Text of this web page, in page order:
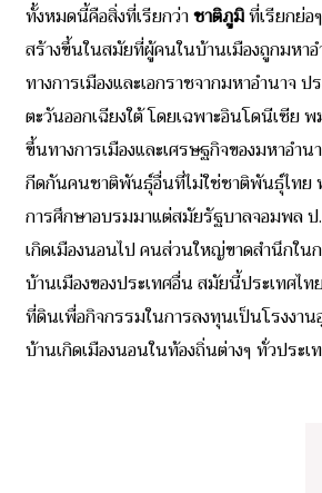
ทั้งหมดนี้คือสิ่งที่เรียกว่าชาติภูมิที่เรียกย่อ
สร้างขึ้นในสมัยที่ผู้คนในบ้านเมืองถูกมหา
ทางการเมืองและเอกราชจากมหาอำนาจ
ตะวันออกเฉียงใต้ โดยเฉพาะอินโดนีเซีย
ขึ้นทางการเมืองและเศรษฐกิจของมหาอำ
กีดกันคนชาติพันธุ์อื่นที่ไม่ใช่ชาติพันธุ์ไทย
การศึกษาอบรมมาแต่สมัยรัฐบาลจอมพล
เกิดเมืองนอนไป คนส่วนใหญ่ขาดสำนึกใน
บ้านเมืองของประเทศอื่น สมัยนี้ประเทศไ
ที่ดินเพื่อกิจกรรมในการลงทุนเป็นโรงงา
บ้านเกิดเมืองนอนในท้องถิ่นต่างๆ ทั่วปร